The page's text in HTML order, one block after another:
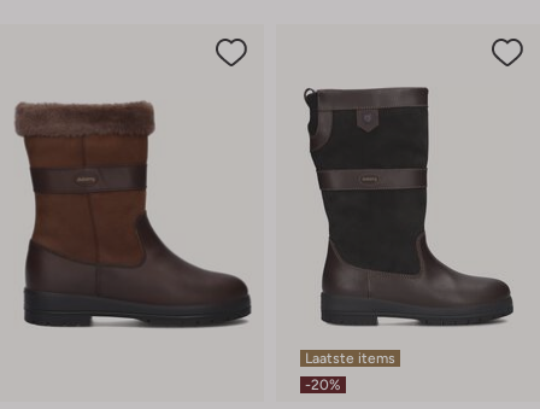
Laatste items
-20%